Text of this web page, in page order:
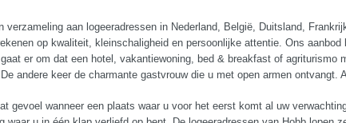
verzameling aan logeeradressen in Nederland, België, Duitsland,
op kwaliteit, kleinschaligheid en persoonlijke attentie. Ons
er om dat een hotel, vakantiewoning, bed & breakfast of
andere keer de charmante gastvrouw die u met open armen
gevoel wanneer een plaats waar u voor het eerst komt al uw